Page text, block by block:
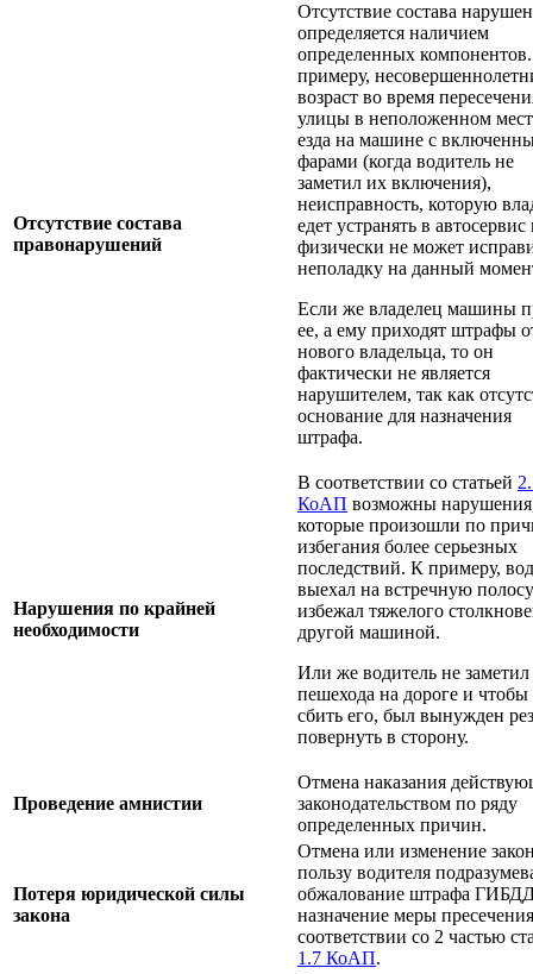
Отсутствие состава
правонарушений
Отсутствие состава
определяется наличием
определенных
примеру,
возраст во время
улицы в неположенном
езда на машине с
фарами (когда водитель не
заметил их включения),
неисправность, которую
едет устранять в автосервис
физически не может
неполадку на данный
Если же владелец машины
ее, а ему приходят штрафы
нового владельца, то он
фактически не является
нарушителем, так как
основание для назначения
штрафа.
Нарушения по крайней
необходимости
В соответствии со статьей
КоАП возможны
которые произошли по
избегания более серьезных
последствий. К примеру,
выехал на встречную
избежал тяжелого
другой машиной.
Или же водитель не заметил
пешехода на дороге и чтобы
сбить его, был вынужден
повернуть в сторону.
Проведение амнистии
Отмена наказания
законодательством по ряду
определенных причин.
Потеря юридической силы
закона
Отмена или изменение
пользу водителя
обжалование штрафа
назначение меры
соответствии со 2 частью
1.7 КоАП.